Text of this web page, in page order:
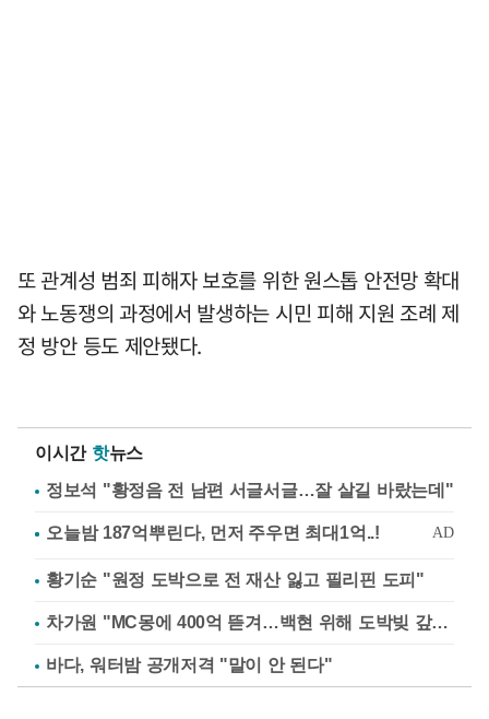
또 관계성 범죄 피해자 보호를 위한 원스톱 안전망 확대
와 노동쟁의 과정에서 발생하는 시민 피해 지원 조례 제
정 방안 등도 제안됐다.
이시간 핫뉴스
정보석 "황정음 전 남편 서글서글…잘 살길 바랐는데"
황기순 "원정 도박으로 전 재산 잃고 필리핀 도피"
차가원 "MC몽에 400억 뜯겨…백현 위해 도박빚 갚아줘"
바다, 워터밤 공개저격 "말이 안 된다"